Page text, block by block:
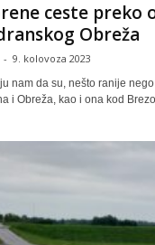
ceste preko
Obreža
- 9. kolovoza 2023
nam da su, nešto ranije
i Obreža, kao i ona kod